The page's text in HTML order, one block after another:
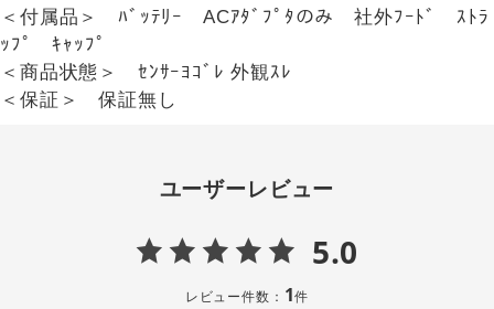
＜付属品＞ ﾊﾞｯﾃﾘｰ ACｱﾀﾞﾌﾟﾀのみ 社外ﾌｰﾄﾞ ｽﾄﾗ
ｯﾌﾟ ｷｬｯﾌﾟ
＜商品状態＞ ｾﾝｻｰﾖｺﾞﾚ 外観ｽﾚ
＜保証＞ 保証無し
ユーザーレビュー
5.0
レビュー件数： 1件